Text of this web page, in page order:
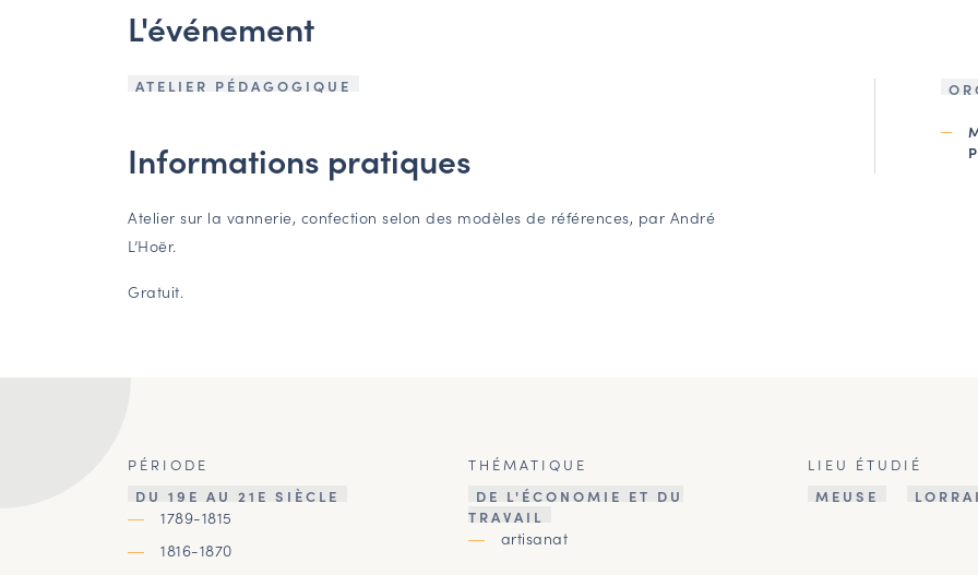
L'événement
ATELIER PÉDAGOGIQUE
Informations pratiques
Atelier sur la vannerie, confection selon des modèles de références, par André
L’Hoër.
Gratuit.
PÉRIODE
DU 19E AU 21E SIÈCLE
1789-1815
1816-1870
THÉMATIQUE
DE L'ÉCONOMIE ET DU
TRAVAIL
artisanat
LIEU ÉTUDIÉ
MEUSE